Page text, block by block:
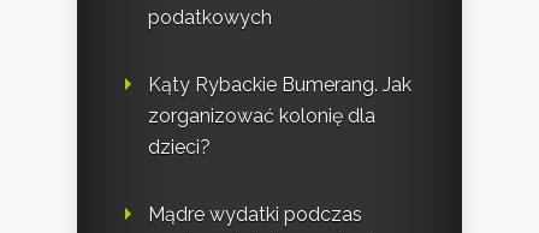
podatkowych
Kąty Rybackie Bumerang. Jak
zorganizować kolonię dla
dzieci?
Mądre wydatki podczas